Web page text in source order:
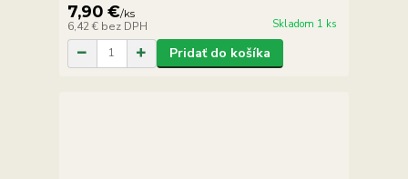
7,90 €/ks
6,42 € bez DPH Skladom 1 ks
Pridať do košíka